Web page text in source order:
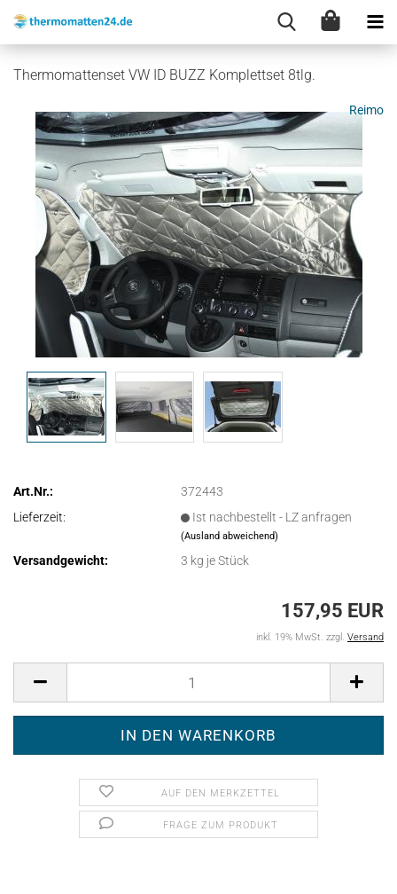
Thermomattenset VW ID BUZZ Komplettset 8tlg.
Reimo
Art.Nr.:
372443
Lieferzeit:
Ist nachbestellt - LZ anfragen
(Ausland abweichend)
Versandgewicht: 3 kg je Stück
157,95 EUR
inkl. 19% MwSt. zzgl. Versand
AUF DEN MERKZETTEL
FRAGE ZUM PRODUKT